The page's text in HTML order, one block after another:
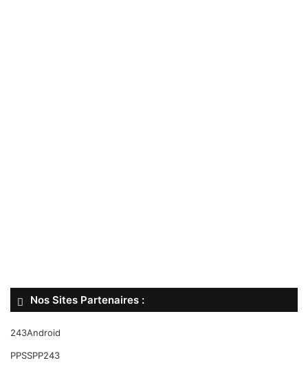
Nos Sites Partenaires :
243Android
PPSSPP243